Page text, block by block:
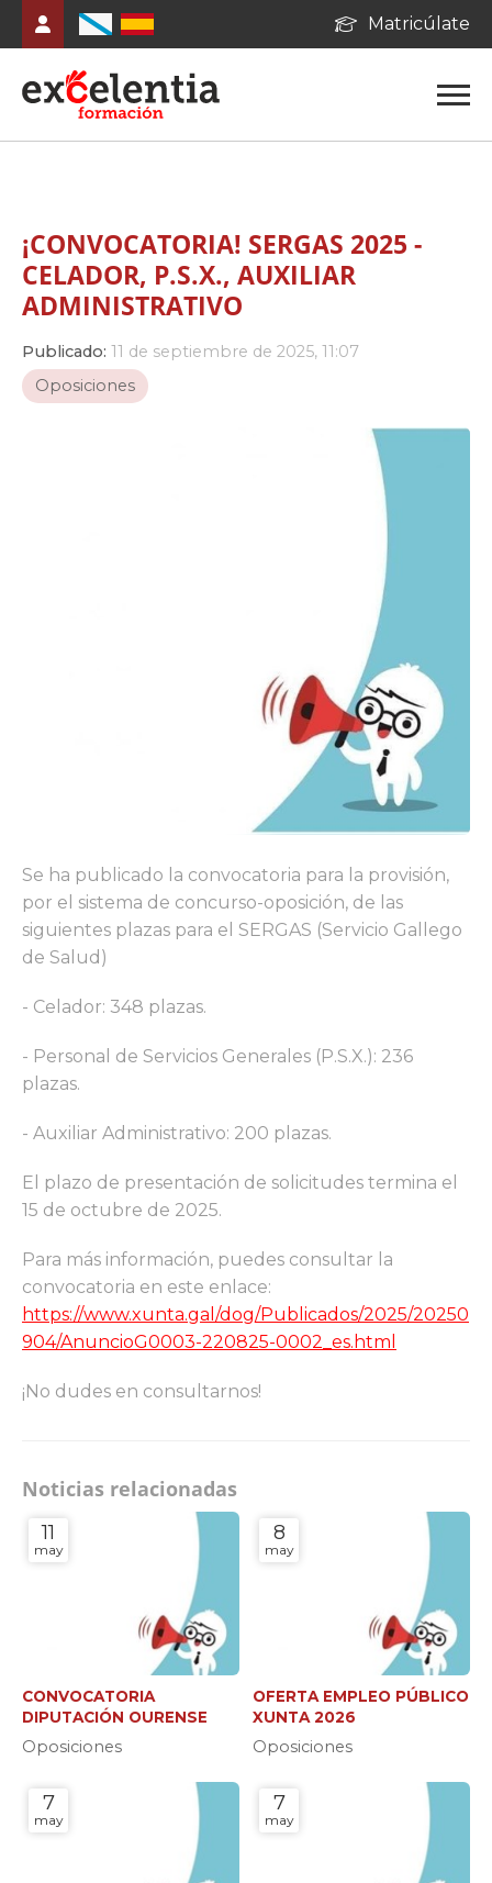
Matricúlate
¡CONVOCATORIA! SERGAS 2025 -
CELADOR, P.S.X., AUXILIAR
ADMINISTRATIVO
Publicado: 11 de septiembre de 2025, 11:07
Oposiciones
Se ha publicado la convocatoria para la provisión,
por el sistema de concurso-oposición, de las
siguientes plazas para el SERGAS (Servicio Gallego
de Salud)
- Celador: 348 plazas.
- Personal de Servicios Generales (P.S.X.): 236
plazas.
- Auxiliar Administrativo: 200 plazas.
El plazo de presentación de solicitudes termina el
15 de octubre de 2025.
Para más información, puedes consultar la
convocatoria en este enlace:
https://www.xunta.gal/dog/Publicados/2025/20250
904/AnuncioG0003-220825-0002_es.html
¡No dudes en consultarnos!
Noticias relacionadas
11
may
CONVOCATORIA
DIPUTACIÓN OURENSE
Oposiciones
8
may
OFERTA EMPLEO PÚBLICO
XUNTA 2026
Oposiciones
7
may
7
may